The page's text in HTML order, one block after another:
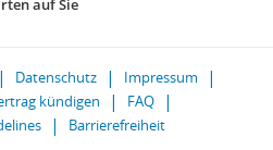
auf Sie
Datenschutz
Impressum
kündigen
FAQ
Barrierefreiheit